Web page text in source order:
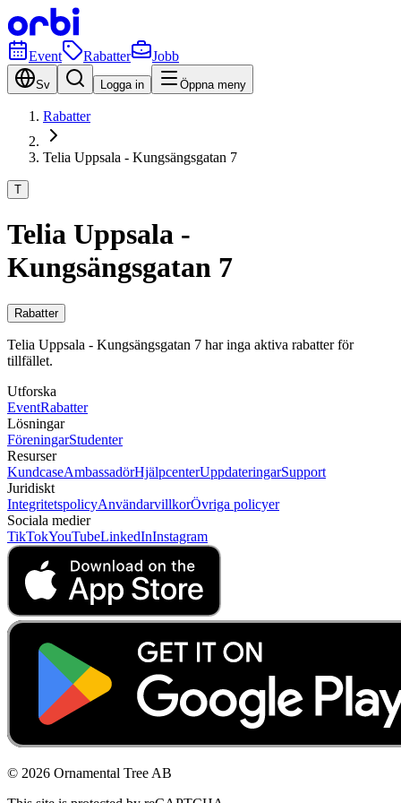
Event Rabatter Jobb
Sv Logga in Öppna meny
Rabatter
Telia Uppsala - Kungsängsgatan 7
T
Telia Uppsala -
Kungsängsgatan 7
Rabatter
Telia Uppsala - Kungsängsgatan 7 har inga aktiva rabatter för
tillfället.
Utforska
EventRabatter
Lösningar
FöreningarStudenter
Resurser
KundcaseAmbassadörHjälpcenterUppdateringarSupport
Juridiskt
IntegritetspolicyAnvändarvillkorÖvriga policyer
Sociala medier
TikTokYouTubeLinkedInInstagram
© 2026 Ornamental Tree AB